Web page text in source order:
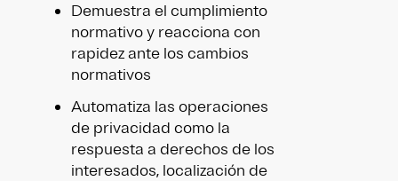
Demuestra el cumplimiento
normativo y reacciona con
rapidez ante los cambios
normativos
Automatiza las operaciones
de privacidad como la
respuesta a derechos de los
interesados, localización de